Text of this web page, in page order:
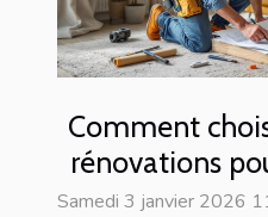
Comment
rénovations
valeur de
Samedi 3 janvier 2026